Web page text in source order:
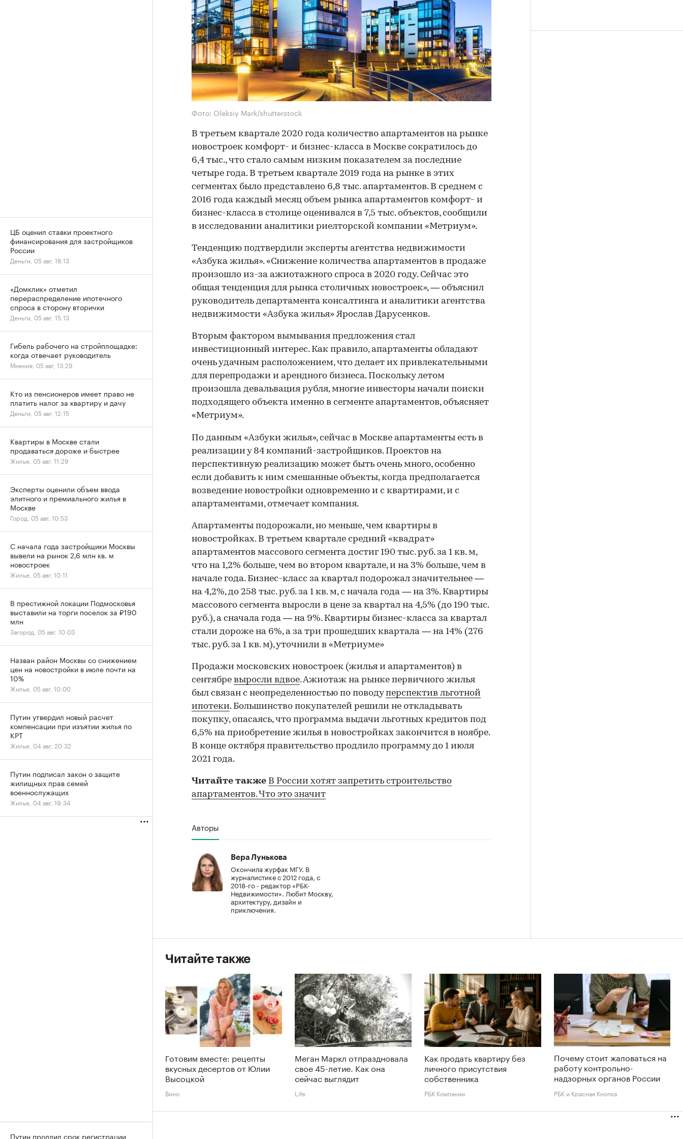
Фото: Oleksiy Mark/shutterstock
В третьем квартале 2020 года количество апартаментов на рынке
новостроек комфорт- и бизнес-класса в Москве сократилось до
6,4 тыс., что стало самым низким показателем за последние
четыре года. В третьем квартале 2019 года на рынке в этих
сегментах было представлено 6,8 тыс. апартаментов. В среднем с
2016 года каждый месяц объем рынка апартаментов комфорт- и
бизнес-класса в столице оценивался в 7,5 тыс. объектов, сообщили
в исследовании аналитики риелторской компании «Метриум».
Тенденцию подтвердили эксперты агентства недвижимости
«Азбука жилья». «Снижение количества апартаментов в продаже
произошло из-за ажиотажного спроса в 2020 году. Сейчас это
общая тенденция для рынка столичных новостроек», — объяснил
руководитель департамента консалтинга и аналитики агентства
недвижимости «Азбука жилья» Ярослав Дарусенков.
Вторым фактором вымывания предложения стал
инвестиционный интерес. Как правило, апартаменты обладают
очень удачным расположением, что делает их привлекательными
для перепродажи и арендного бизнеса. Поскольку летом
произошла девальвация рубля, многие инвесторы начали поиски
подходящего объекта именно в сегменте апартаментов, объясняет
«Метриум».
00:00
По данным «Азбуки жилья», сейчас в Москве апартаменты есть в
реализации у 84 компаний-застройщиков. Проектов на
перспективную реализацию может быть очень много, особенно
если добавить к ним смешанные объекты, когда предполагается
возведение новостройки одновременно и с квартирами, и с
апартаментами, отмечает компания.
Апартаменты подорожали, но меньше, чем квартиры в
новостройках. В третьем квартале средний «квадрат»
апартаментов массового сегмента достиг 190 тыс. руб. за 1 кв. м,
что на 1,2% больше, чем во втором квартале, и на 3% больше, чем в
начале года. Бизнес-класс за квартал подорожал значительнее —
на 4,2%, до 258 тыс. руб. за 1 кв. м, с начала года — на 3%. Квартиры
массового сегмента выросли в цене за квартал на 4,5% (до 190 тыс.
руб.), а сначала года — на 9%. Квартиры бизнес-класса за квартал
стали дороже на 6%, а за три прошедших квартала — на 14% (276
тыс. руб. за 1 кв. м), уточнили в «Метриуме»
Продажи московских новостроек (жилья и апартаментов) в
сентябре выросли вдвое. Ажиотаж на рынке первичного жилья
был связан с неопределенностью по поводуперспектив льготной
ипотеки. Большинство покупателей решили не откладывать
покупку, опасаясь, что программа выдачи льготных кредитов под
6,5% на приобретение жилья в новостройках закончится в ноябре.
В конце октября правительство продлило программу до 1 июля
2021 года.
Читайте также В России хотят запретить строительство
апартаментов. Что это значит
Авторы
Вера Лунькова
Окончила журфак МГУ. В
журналистике с 2012 года, с
2018-го - редактор «РБК-
Недвижимости». Любит Москву,
архитектуру, дизайн и
приключения.
Читайте также
Готовим вместе: рецепты
вкусных десертов от Юлии
Высоцкой
Вино
Меган Маркл отпраздновала
свое 45-летие. Как она
сейчас выглядит
Life
Как продать квартиру без
личного присутствия
собственника
РБК Компании
Почему стоит жаловаться на
работу контрольно-
надзорных органов России
РБК и Красная Кнопка
ЦБ оценил ставки проектного
финансирования для застройщиков
России
Деньги, 05 авг, 18:13
«Домклик» отметил
перераспределение ипотечного
спроса в сторону вторички
Деньги, 05 авг, 15:13
Гибель рабочего на стройплощадке:
когда отвечает руководитель
Мнения, 05 авг, 13:29
Кто из пенсионеров имеет право не
платить налог за квартиру и дачу
Деньги, 05 авг, 12:15
Квартиры в Москве стали
продаваться дороже и быстрее
Жилье, 05 авг, 11:29
Эксперты оценили объем ввода
элитного и премиального жилья в
Москве
Город, 05 авг, 10:53
С начала года застройщики Москвы
вывели на рынок 2,6 млн кв. м
новостроек
Жилье, 05 авг, 10:11
В престижной локации Подмосковья
выставили на торги поселок за ₽190
млн
Загород, 05 авг, 10:03
Назван район Москвы со снижением
цен на новостройки в июле почти на
10%
Жилье, 05 авг, 10:00
Путин утвердил новый расчет
компенсации при изъятии жилья по
КРТ
Жилье, 04 авг, 20:32
Путин подписал закон о защите
жилищных прав семей
военнослужащих
Жилье, 04 авг, 19:34
Путин продлил срок регистрации